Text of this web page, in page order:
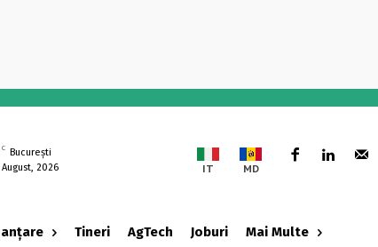
C
București
2026
IT MD
Tineri AgTech Joburi Mai Multe
-